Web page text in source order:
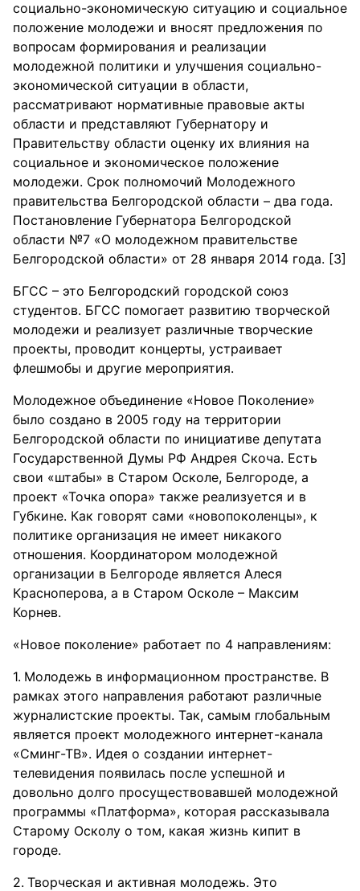
социально-экономическую ситуацию и социальное
положение молодежи и вносят предложения по
вопросам формирования и реализации
молодежной политики и улучшения социально-
экономической ситуации в области,
рассматривают нормативные правовые акты
области и представляют Губернатору и
Правительству области оценку их влияния на
социальное и экономическое положение
молодежи. Срок полномочий Молодежного
правительства Белгородской области – два года.
Постановление Губернатора Белгородской
области №7 «О молодежном правительстве
Белгородской области» от 28 января 2014 года. [3]
БГСС – это Белгородский городской союз
студентов. БГСС помогает развитию творческой
молодежи и реализует различные творческие
проекты, проводит концерты, устраивает
флешмобы и другие мероприятия.
Молодежное объединение «Новое Поколение»
было создано в 2005 году на территории
Белгородской области по инициативе депутата
Государственной Думы РФ Андрея Скоча. Есть
свои «штабы» в Старом Осколе, Белгороде, а
проект «Точка опора» также реализуется и в
Губкине. Как говорят сами «новопоколенцы», к
политике организация не имеет никакого
отношения. Координатором молодежной
организации в Белгороде является Алеся
Красноперова, а в Старом Осколе – Максим
Корнев.
«Новое поколение» работает по 4 направлениям:
Молодежь в информационном пространстве. В
рамках этого направления работают различные
журналистские проекты. Так, самым глобальным
является проект молодежного интернет-канала
«Сминг-ТВ». Идея о создании интернет-
телевидения появилась после успешной и
довольно долго просуществовавшей молодежной
программы «Платформа», которая рассказывала
Старому Осколу о том, какая жизнь кипит в
городе.
Творческая и активная молодежь. Это